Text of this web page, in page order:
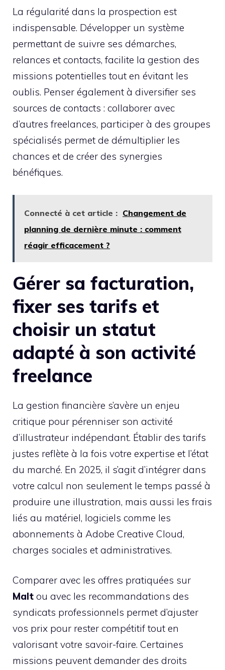
La régularité dans la prospection est
indispensable. Développer un système
permettant de suivre ses démarches,
relances et contacts, facilite la gestion des
missions potentielles tout en évitant les
oublis. Penser également à diversifier ses
sources de contacts : collaborer avec
d’autres freelances, participer à des groupes
spécialisés permet de démultiplier les
chances et de créer des synergies
bénéfiques.
Connecté à cet article : Changement de
planning de dernière minute : comment
réagir efficacement ?
Gérer sa facturation,
fixer ses tarifs et
choisir un statut
adapté à son activité
freelance
La gestion financière s’avère un enjeu
critique pour pérenniser son activité
d’illustrateur indépendant. Établir des tarifs
justes reflète à la fois votre expertise et l’état
du marché. En 2025, il s’agit d’intégrer dans
votre calcul non seulement le temps passé à
produire une illustration, mais aussi les frais
liés au matériel, logiciels comme les
abonnements à Adobe Creative Cloud,
charges sociales et administratives.
Comparer avec les offres pratiquées sur
Malt ou avec les recommandations des
syndicats professionnels permet d’ajuster
vos prix pour rester compétitif tout en
valorisant votre savoir-faire. Certaines
missions peuvent demander des droits